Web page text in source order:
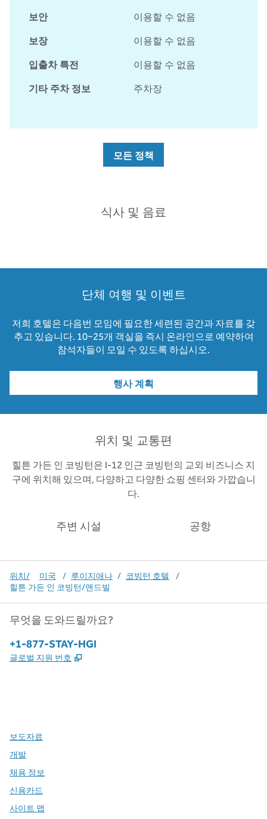
보안
이용할 수 없음
보장
이용할 수 없음
입출차 특전
이용할 수 없음
기타 주차 정보
주차장
모든 정책
식사 및 음료
단체 여행 및 이벤트
저희 호텔은 다음번 모임에 필요한 세련된 공간과 자료를 갖
추고 있습니다. 10~25개 객실을 즉시 온라인으로 예약하여
참석자들이 모일 수 있도록 하십시오.
행사 계획
위치 및 교통편
힐튼 가든 인 코빙턴은 I-12 인근 코빙턴의 교외 비즈니스 지
구에 위치해 있으며, 다양하고 다양한 쇼핑 센터와 가깝습니
다.
주변 시설 공항
위치/ 미국 / 루이지애나 / 코빙턴 호텔
/
힐튼 가든 인 코빙턴/맨드빌
무엇을 도와드릴까요?
전화:
+1-877-STAY-HGI
글로벌 지원 번호 ,
보도자료
개발
채용 정보
신용카드
사이트 맵